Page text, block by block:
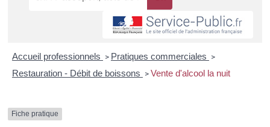
Accueil professionnels > Pratiques commerciales >
Restauration - Débit de boissons > Vente d'alcool la nuit
Fiche pratique